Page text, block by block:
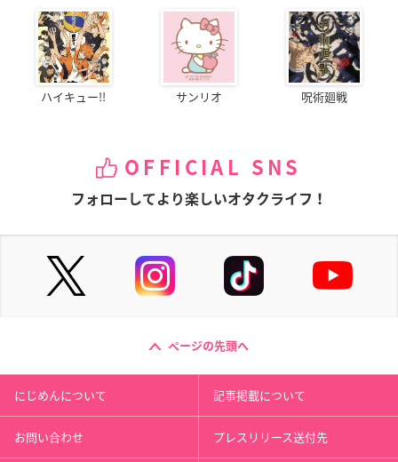
ハイキュー!! サンリオ 呪術廻戦
OFFICIAL SNS
フォローしてより楽しいオタクライフ！
ページの先頭へ
にじめんについて 記事掲載について
お問い合わせ プレスリリース送付先